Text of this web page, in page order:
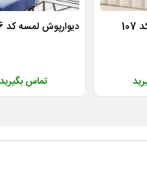
دیوارپوش لمسه کد 106
تماس بگیرید